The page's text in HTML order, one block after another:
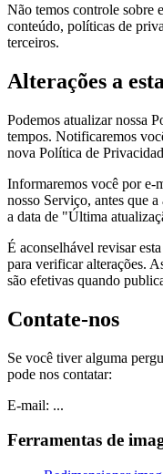
Não temos controle sobre
conteúdo, políticas de
terceiros.
Alterações a
Podemos atualizar nossa
tempos. Notificaremos
nova Política de
Informaremos você por e-
nosso Serviço, antes que
a data de "Última
É aconselhável revisar
para verificar alterações.
são efetivas quando
Contate-nos
Se você tiver alguma
pode nos contatar:
E-mail: ...
Ferramentas de